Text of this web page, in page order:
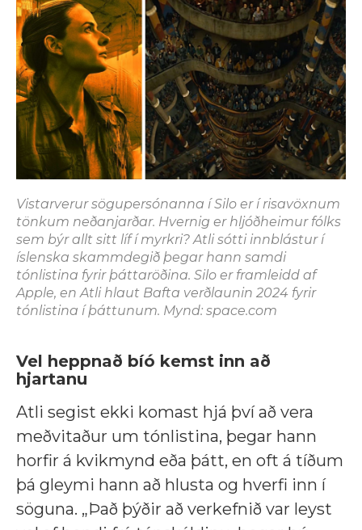
Vistarverur sögupersónanna í Silo er í risavöxnum
tönkum neðanjarðar. Hvernig er hljóðheimur fólks
sem býr allt sitt líf í myrkri? Atli sótti innblástur í
íslenska skammdegið þegar hann samdi
tónlistina fyrir þáttaröðina. Silo er framleidd af
Apple, en Atli hlaut Bafta verðlaunin 2024 fyrir
tónlistina í þáttunum. Mynd: space.com
Vel heppnað bíó kemst inn að
hjartanu
Atli segist ekki komast hjá því að vera
meðvitaður um tónlistina, þegar hann
horfir á kvikmynd eða þátt, en oft á tíðum
þá gleymi hann að hlusta og hverfi inn í
söguna. „Það þýðir að verkefnið var leyst